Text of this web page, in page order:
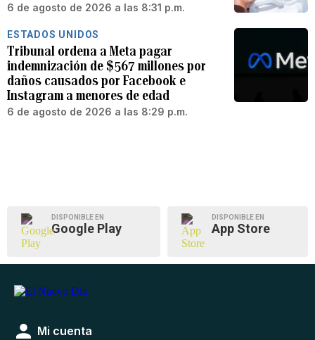
6 de agosto de 2026 a las 8:31 p.m.
ESTADOS UNIDOS
Tribunal ordena a Meta pagar
indemnización de $567 millones por
daños causados por Facebook e
Instagram a menores de edad
6 de agosto de 2026 a las 8:29 p.m.
DISPONIBLE EN
Google Play
DISPONIBLE EN
App Store
Mi cuenta